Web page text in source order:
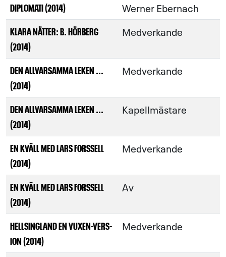
DIPLOMATI (2014) Werner Ebernach
KLARA NÄTTER: B. HÖRBERG
(2014)
Medverkande
DEN ALLVARSAMMA LEKEN ...
(2014)
Medverkande
DEN ALLVARSAMMA LEKEN ...
(2014)
Kapellmästare
EN KVÄLL MED LARS FORSSELL
(2014)
Medverkande
EN KVÄLL MED LARS FORSSELL
(2014)
Av
HELLSINGLAND EN VUXEN-VERS-
ION (2014)
Medverkande